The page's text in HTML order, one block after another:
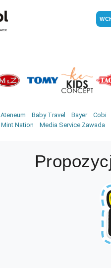
Ateneum Baby Travel Bayer Cobi
Mint Nation Media Service Zawada